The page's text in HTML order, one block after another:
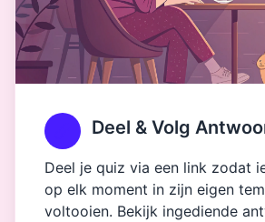
Deel & Volg
Deel je quiz via een link zodat
op elk moment in zijn eigen
voltooien. Bekijk ingediende